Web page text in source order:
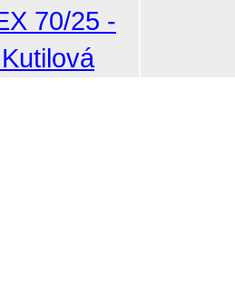
70/25 -